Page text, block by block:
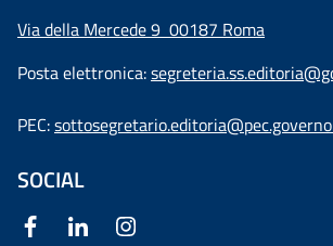
Via della Mercede 9 00187 Roma
Posta elettronica:
PEC:
SOCIAL